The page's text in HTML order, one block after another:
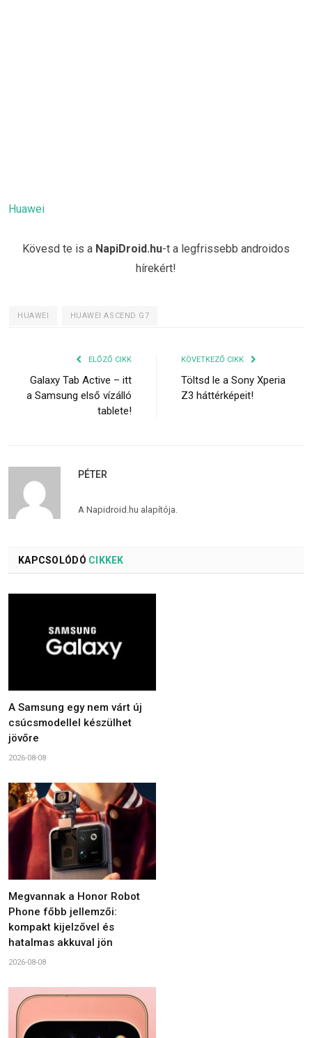
Huawei
Kövesd te is a NapiDroid.hu-t a legfrissebb androidos
hírekért!
HUAWEI HUAWEI ASCEND G7
ELŐZŐ CIKK
Galaxy Tab Active – itt
a Samsung első vízálló
tablete!
KÖVETKEZŐ CIKK
Töltsd le a Sony Xperia
Z3 háttérképeit!
PÉTER
A Napidroid.hu alapítója.
KAPCSOLÓDÓ CIKKEK
A Samsung egy nem várt új
csúcsmodellel készülhet
jövőre
2026-08-08
Megvannak a Honor Robot
Phone főbb jellemzői:
kompakt kijelzővel és
hatalmas akkuval jön
2026-08-08